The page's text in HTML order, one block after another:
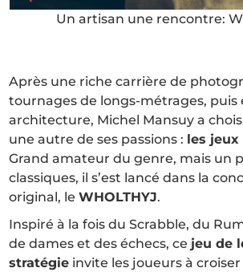
Un artisan une rencontre:
Après une riche carrière de
tournages de longs-métrages, puis
architecture, Michel Mansuy a
une autre de ses passions : les jeux
Grand amateur du genre, mais un
classiques, il s’est lancé dans la
original, leWHOLTHYJ.
Inspiré à la fois du Scrabble, du
de dames et des échecs, ce jeu de
stratégie invite les joueurs à